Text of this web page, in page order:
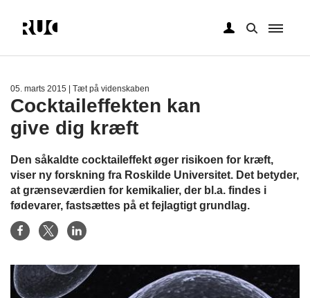
05. marts 2015 | Tæt på videnskaben
Cocktaileffekten kan
give dig kræft
Den såkaldte cocktaileffekt øger risikoen for kræft,
viser ny forskning fra Roskilde Universitet. Det betyder,
at grænseværdien for kemikalier, der bl.a. findes i
fødevarer, fastsættes på et fejlagtigt grundlag.